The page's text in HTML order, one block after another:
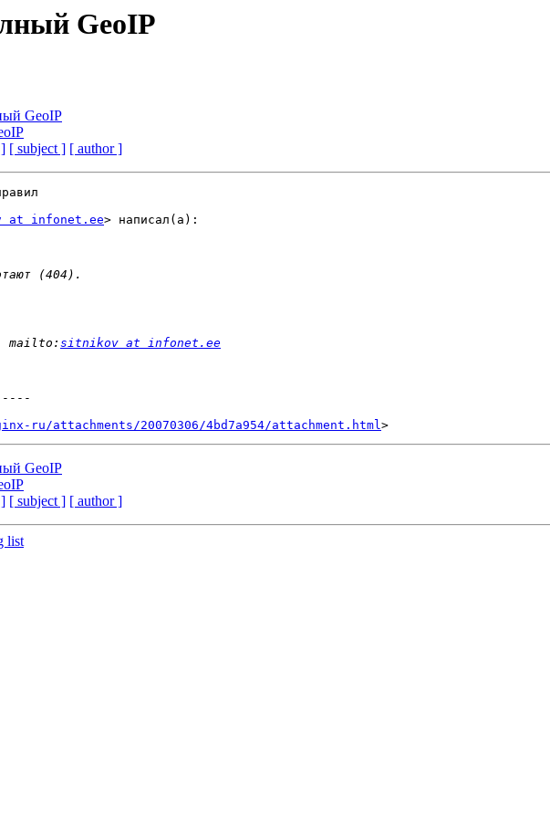
GeoIP
GeoIP
[ subject ] [ author ]
at infonet.ee> написал(а):
sitnikov at infonet.ee
ru/attachments/20070306/4bd7a954/attachment.html
GeoIP
[ subject ] [ author ]
list